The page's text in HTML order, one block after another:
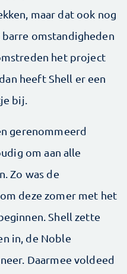
maar dat ook nog
omstandigheden
het project
heeft Shell er een
bij.
gerenommeerd
om aan alle
Zo was de
deze zomer met het
Shell zette
in, de Noble
Daarmee voldeed